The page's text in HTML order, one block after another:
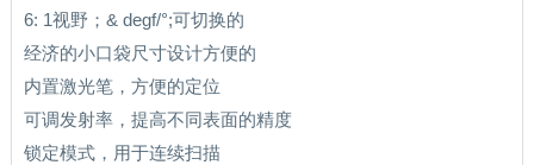
6: 1视野；& degf/°;可切换的
经济的小口袋尺寸设计方便的
内置激光笔，方便的定位
可调发射率，提高不同表面的精度
锁定模式，用于连续扫描